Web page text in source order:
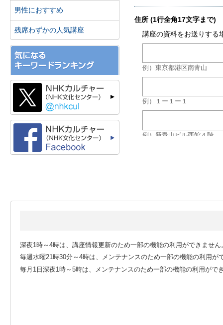
男性におすすめ
残席わずかの人気講座
深夜1時～4時は、講座情報更新のため一部の機能の利用ができません
毎週水曜21時30分～4時は、メンテナンスのため一部の機能の利用が
毎月1日深夜1時～5時は、メンテナンスのため一部の機能の利用がで